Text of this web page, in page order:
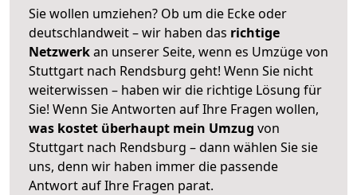
Sie wollen umziehen? Ob um die Ecke oder
deutschlandweit – wir haben das richtige
Netzwerkan unserer Seite, wenn es Umzüge von
Stuttgart nach Rendsburg geht! Wenn Sie nicht
weiterwissen – haben wir die richtige Lösung für
Sie! Wenn Sie Antworten auf Ihre Fragen wollen,
was kostet überhaupt mein Umzug von
Stuttgart nach Rendsburg – dann wählen Sie sie
uns, denn wir haben immer die passende
Antwort auf Ihre Fragen parat.